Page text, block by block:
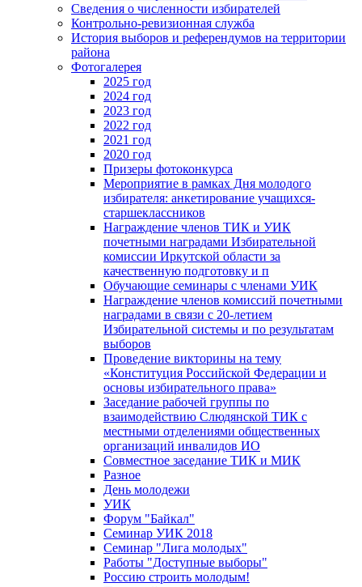
Сведения о численности избирателей
Контрольно-ревизионная служба
История выборов и референдумов на территории
района
Фотогалерея
2025 год
2024 год
2023 год
2022 год
2021 год
2020 год
Призеры фотоконкурса
Мероприятие в рамках Дня молодого
избирателя: анкетирование учащихся-
старшеклассников
Награждение членов ТИК и УИК
почетными наградами Избирательной
комиссии Иркутской области за
качественную подготовку и п
Обучающие семинары с членами УИК
Награждение членов комиссий почетными
наградами в связи с 20-летием
Избирательной системы и по результатам
выборов
Проведение викторины на тему
«Конституция Российской Федерации и
основы избирательного права»
Заседание рабочей группы по
взаимодействию Слюдянской ТИК с
местными отделениями общественных
организаций инвалидов ИО
Совместное заседание ТИК и МИК
Разное
День молодежи
УИК
Форум "Байкал"
Семинар УИК 2018
Семинар "Лига молодых"
Работы "Доступные выборы"
Россию строить молодым!